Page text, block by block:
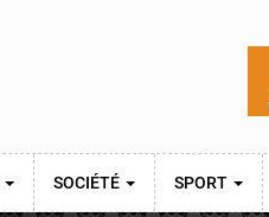
SOCIÉTÉ SPORT